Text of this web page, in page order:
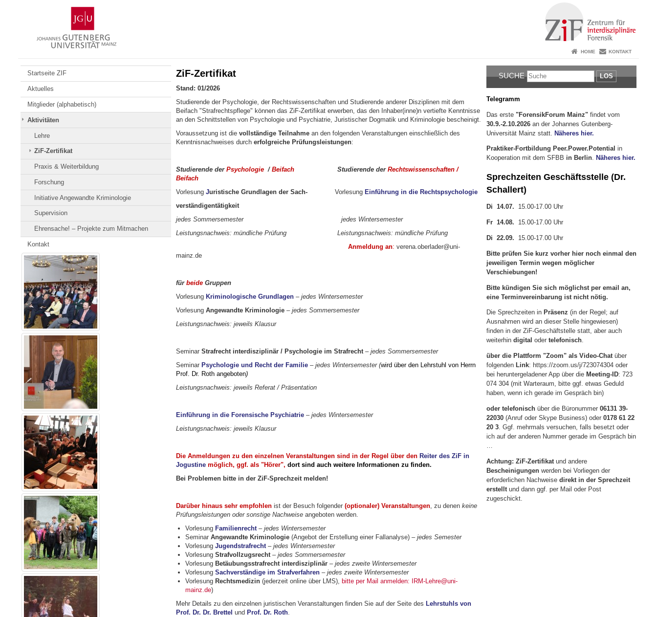
Gutenberg-
Universität
Mainz
HOME KONTAKT
Startseite ZIF
Aktuelles
Mitglieder (alphabetisch)
Aktivitäten
Lehre
ZiF-Zertifikat
Praxis & Weiterbildung
Forschung
Initiative Angewandte Kriminologie
Supervision
Ehrensache! – Projekte zum Mitmachen
Kontakt
ZiF-Zertifikat
Stand: 01/2026
Studierende der Psychologie, der Rechtswissenschaften und Studierende anderer Disziplinen mit dem
Beifach "Strafrechtspflege" können das ZiF-Zertifikat erwerben, das den Inhaber(inne)n vertiefte Kenntnisse
an den Schnittstellen von Psychologie und Psychiatrie, Juristischer Dogmatik und Kriminologie bescheinigt.
Voraussetzung ist die vollständige Teilnahmean den folgenden Veranstaltungen einschließlich des
Kenntnisnachweises durch erfolgreiche Prüfungsleistungen:
Studierende der Psychologie/ Beifach Studierende der Rechtswissenschaften /
Beifach
Vorlesung Juristische Grundlagen der Sach- Vorlesung Einführung in die Rechtspsychologie
verständigentätigkeit
jedes Sommersemester jedes Wintersemester
Leistungsnachweis: mündliche Prüfung Leistungsnachweis: mündliche Prüfung
Anmeldung an: verena.oberlader@uni-
mainz.de
für beideGruppen
VorlesungKriminologische Grundlagen – jedes Wintersemester
Vorlesung Angewandte Kriminologie – jedes Sommersemester
Leistungsnachweis: jeweils Klausur
Seminar Strafrecht interdisziplinär / Psychologie im Strafrecht – jedes Sommersemester
Seminar Psychologie und Recht der Familie – jedes Wintersemester (wird über den Lehrstuhl von Herrn
Prof. Dr. Roth angeboten)
Leistungsnachweis: jeweils Referat / Präsentation
Einführung in die Forensische Psychiatrie – jedes Wintersemester
Leistungsnachweis: jeweils Klausur
Die Anmeldungen zu den einzelnen Veranstaltungen sind in der Regel über denReiter des ZiF in
Jogustine möglich, ggf. als "Hörer", dort sind auch weitere Informationen zu finden.
Bei Problemen bitte in der ZiF-Sprechzeit melden!
Darüber hinaus sehr empfohlenist der Besuch folgender (optionaler) Veranstaltungen, zu denen keine
Prüfungsleistungen oder sonstige Nachweiseangeboten werden.
Vorlesung Familienrecht – jedes Wintersemester
SeminarAngewandte Kriminologie(Angebot der Erstellung einer Fallanalyse) – jedes Semester
Vorlesung Jugendstrafrecht– jedes Wintersemester
Vorlesung Strafvollzugsrecht– jedes Sommersemester
Vorlesung Betäubungsstrafrecht interdisziplinär– jedes zweite Wintersemester
Vorlesung Sachverständige im Strafverfahren– jedes zweite Wintersemester
Vorlesung Rechtsmedizin(jederzeit online über LMS), bitte per Mail anmelden: IRM-Lehre@uni-
mainz.de)
Mehr Details zu den einzelnen juristischen Veranstaltungen finden Sie auf der Seite des Lehrstuhls von
Prof. Dr. Dr. Brettel und Prof. Dr. Roth.
SUCHE LOS
Telegramm
Das erste"ForensikForum Mainz"findet vom
30.9.-2.10.2026an der Johannes Gutenberg-
Universität Mainz statt. Näheres hier.
Praktiker-Fortbildung Peer.Power.Potential in
Kooperation mit dem SFBB in Berlin. Näheres hier.
Sprechzeiten Geschäftsstelle (Dr.
Schallert)
Di 14.07. 15.00-17.00 Uhr
Fr 14.08. 15.00-17.00 Uhr
Di 22.09. 15.00-17.00 Uhr
Bitte prüfen Sie kurz vorher hier noch einmal den
jeweiligen Termin wegen möglicher
Verschiebungen!
Bitte kündigen Sie sich möglichst per email an,
eine Terminvereinbarung ist nicht nötig.
Die Sprechzeiten in Präsenz (in der Regel; auf
Ausnahmen wird an dieser Stelle hingewiesen)
finden in der ZiF-Geschäftstelle statt, aber auch
weiterhin digital oder telefonisch.
über die Plattform "Zoom" als Video-Chat über
folgenden Link: https://zoom.us/j/723074304 oder
bei heruntergeladener App über die Meeting-ID: 723
074 304 (mit Warteraum, bitte ggf. etwas Geduld
haben, wenn ich gerade im Gespräch bin)
oder telefonisch über die Büronummer 06131 39-
22030(Anruf oder Skype Business) oder 0178 61 22
20 3. Ggf. mehrmals versuchen, falls besetzt oder
ich auf der anderen Nummer gerade im Gespräch bin
Achtung: ZiF-Zertifikatund andere
Bescheinigungenwerden bei Vorliegen der
erforderlichen Nachweise direkt in der Sprechzeit
erstelltund dann ggf. per Mail oder Post
zugeschickt.